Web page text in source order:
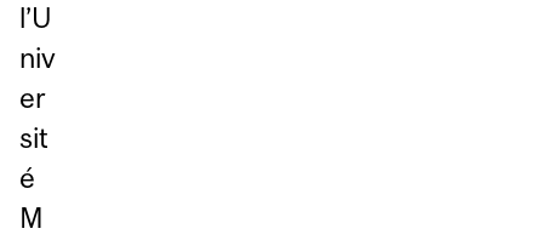
l’U
niv
er
sit
é
M